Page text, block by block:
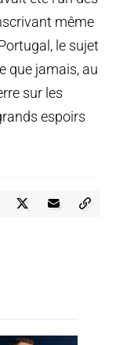
même
le sujet
que jamais, au
sur les
espoirs